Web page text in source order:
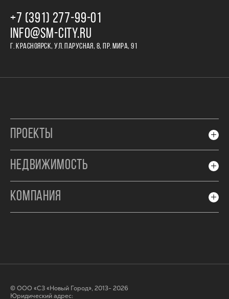
+7 (391) 277‒99‒01
INFO@SM-CITY.RU
Г. КРАСНОЯРСК, УЛ. ПАРУСНАЯ, 8, ПР. МИРА, 91
ПРОЕКТЫ
НЕДВИЖИМОСТЬ
КОМПАНИЯ
© ООО «СЗ «Новый Город», 2013- 2026
Юридический адрес: